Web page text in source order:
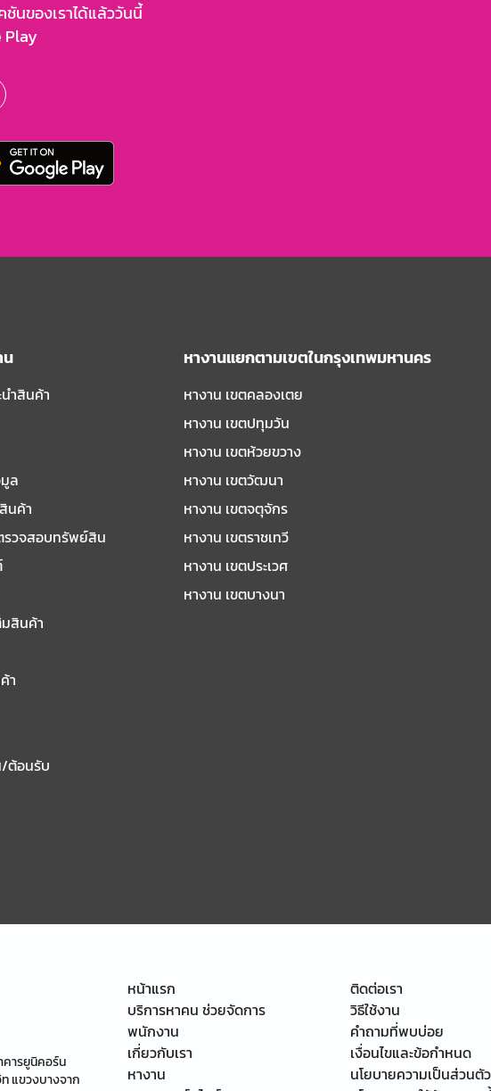
นของเราได้แล้ววันนี้
Play
น
าสินค้า
ล
นค้า
วจสอบทรัพย์สิน
สินค้า
า
/ต้อนรับ
หางานแยกตามเขตในกรุงเทพมหานคร
หางาน เขตคลองเตย
หางาน เขตปทุมวัน
หางาน เขตห้วยขวาง
หางาน เขตวัฒนา
หางาน เขตจตุจักร
หางาน เขตราชเทวี
หางาน เขตประเวศ
หางาน เขตบางนา
คารยูนิคอร์น
แขวงบางจาก
หน้าแรก
บริการหาคน ช่วยจัดการ
พนักงาน
เกี่ยวกับเรา
หางาน
ติดต่อเรา
วิธีใช้งาน
คำถามที่พบบ่อย
เงื่อนไขและข้อกำหนด
นโยบายความเป็นส่วนตัว